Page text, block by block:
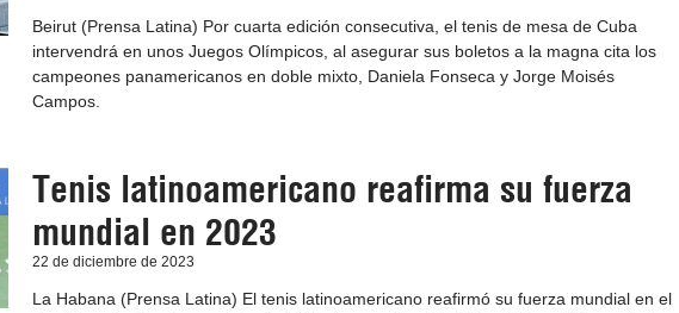
Beirut (Prensa Latina) Por cuarta edición consecutiva, el tenis de mesa de Cuba
intervendrá en unos Juegos Olímpicos, al asegurar sus boletos a la magna cita los
campeones panamericanos en doble mixto, Daniela Fonseca y Jorge Moisés
Campos.
Tenis latinoamericano reafirma su fuerza
mundial en 2023
22 de diciembre de 2023
La Habana (Prensa Latina) El tenis latinoamericano reafirmó su fuerza mundial en el